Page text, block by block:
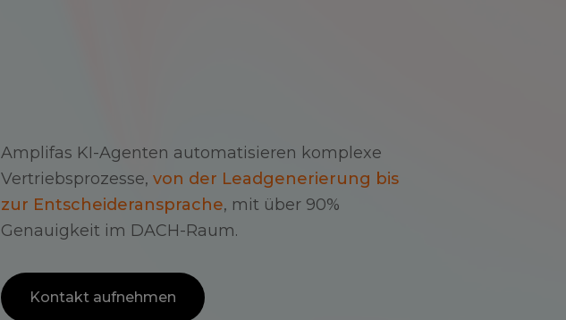
Amplifas KI-Agenten automatisieren komplexe
Vertriebsprozesse, von der Leadgenerierung bis
zur Entscheideransprache, mit über 90%
Genauigkeit im DACH-Raum.
Kontakt aufnehmen